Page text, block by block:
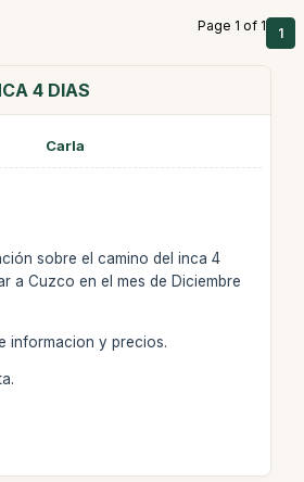
Page 1 of 1 1
4 DIAS
Carla
sobre el camino del inca 4
a Cuzco en el mes de Diciembre
informacion y precios.